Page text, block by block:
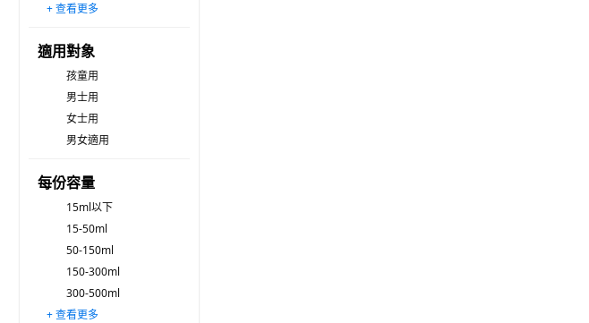
其他
積雪草
維生素
維他命
胜肽
A醇A醛
菸鹼醯胺
+ 查看更多
適用對象
孩童用
男士用
女士用
男女適用
每份容量
15ml以下
15-50ml
50-150ml
150-300ml
300-500ml
500-1,000ml
1,000ml 以上
+ 查看更多